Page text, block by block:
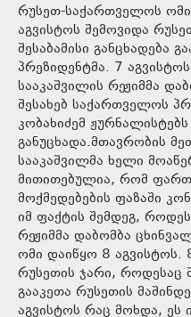
რუსეთ-საქართველოს
აგვისტოს შემოვიდა
შესაბამისი განცხადება
პრეზიდენტმა. 7
სააკაშვილის რეჟიმმა
შესახებ საქართველოს
კობახიძემ
განუცხადა.მთავრობის
სააკაშვილმა ხელი
მითითებულია, რომ
მოქმედებების ფაზაში
იმ ფაქტის შემდეგ,
რეჟიმმა დაბომბა
ომი დაიწყო 8 აგვისტოს.
რუსეთის ჯარი, როდესაც
გააკეთა რუსეთის
აგვისტოს რაც მოხდა, ეს